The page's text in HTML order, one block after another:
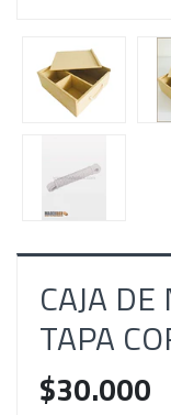
CAJA
TAPA
$30.000